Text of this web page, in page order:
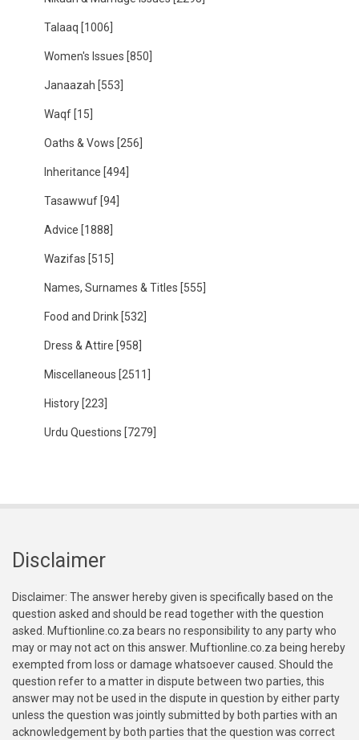
Talaaq [1006]
Women's Issues [850]
Janaazah [553]
Waqf [15]
Oaths & Vows [256]
Inheritance [494]
Tasawwuf [94]
Advice [1888]
Wazifas [515]
Names, Surnames & Titles [555]
Food and Drink [532]
Dress & Attire [958]
Miscellaneous [2511]
History [223]
Urdu Questions [7279]
Disclaimer
Disclaimer: The answer hereby given is specifically based on the
question asked and should be read together with the question
asked. Muftionline.co.za bears no responsibility to any party who
may or may not act on this answer. Muftionline.co.za being hereby
exempted from loss or damage whatsoever caused. Should the
question refer to a matter in dispute between two parties, this
answer may not be used in the dispute in question by either party
unless the question was jointly submitted by both parties with an
acknowledgement by both parties that the question was correct